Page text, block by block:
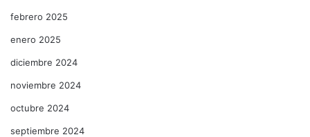
febrero 2025
enero 2025
diciembre 2024
noviembre 2024
octubre 2024
septiembre 2024